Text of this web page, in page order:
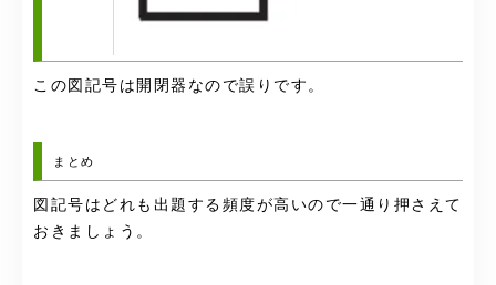
この図記号は開閉器なので誤りです。
まとめ
図記号はどれも出題する頻度が高いので一通り押さえて
おきましょう。